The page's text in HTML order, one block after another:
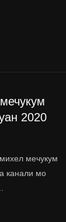
2020
мечукум
канали мо